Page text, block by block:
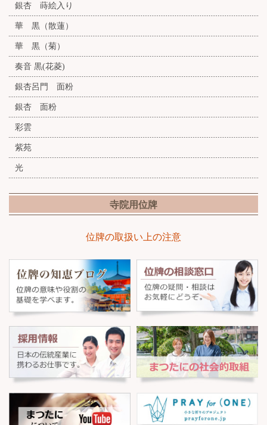
銀杏 蒔絵入り
華 黒（散蓮）
華 黒（菊）
奏音 黒(花菱)
銀杏呂門 面粉
銀杏 面粉
彩雲
紫苑
光
寺院用位牌
位牌の取扱い上の注意